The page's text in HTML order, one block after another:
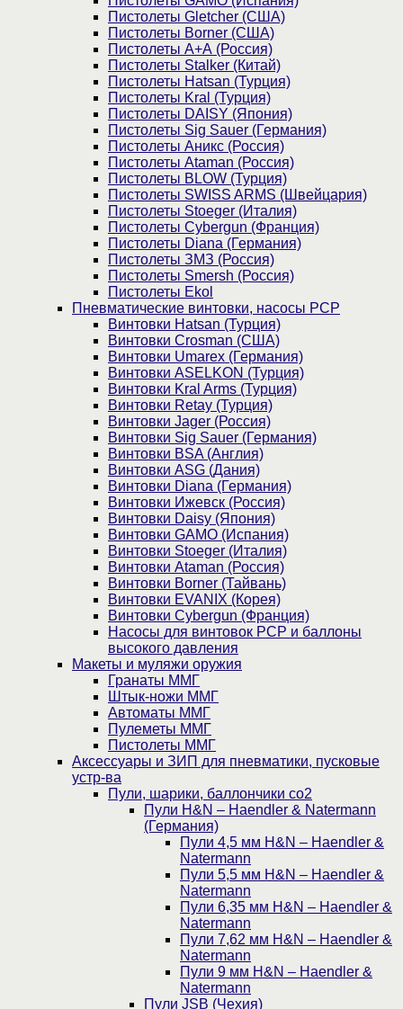
Пистолеты Gletcher (США)
Пистолеты Borner (США)
Пистолеты А+А (Россия)
Пистолеты Stalker (Китай)
Пистолеты Hatsan (Турция)
Пистолеты Kral (Турция)
Пистолеты DAISY (Япония)
Пистолеты Sig Sauer (Германия)
Пистолеты Аникс (Россия)
Пистолеты Ataman (Россия)
Пистолеты BLOW (Турция)
Пистолеты SWISS ARMS (Швейцария)
Пистолеты Stoeger (Италия)
Пистолеты Cybergun (Франция)
Пистолеты Diana (Германия)
Пистолеты ЗМЗ (Россия)
Пистолеты Smersh (Россия)
Пистолеты Ekol
Пневматические винтовки, насосы PCP
Винтовки Hatsan (Турция)
Винтовки Crosman (США)
Винтовки Umarex (Германия)
Винтовки ASELKON (Турция)
Винтовки Kral Arms (Турция)
Винтовки Retay (Турция)
Винтовки Jager (Россия)
Винтовки Sig Sauer (Германия)
Винтовки BSA (Англия)
Винтовки ASG (Дания)
Винтовки Diana (Германия)
Винтовки Ижевск (Россия)
Винтовки Daisy (Япония)
Винтовки GAMO (Испания)
Винтовки Stoeger (Италия)
Винтовки Ataman (Россия)
Винтовки Borner (Тайвань)
Винтовки EVANIX (Корея)
Винтовки Cybergun (Франция)
Насосы для винтовок PCP и баллоны
высокого давления
Макеты и муляжи оружия
Гранаты ММГ
Штык-ножи ММГ
Автоматы ММГ
Пулеметы ММГ
Пистолеты ММГ
Аксессуары и ЗИП для пневматики, пусковые
устр-ва
Пули, шарики, баллончики со2
Пули H&N – Haendler & Natermann
(Германия)
Пули 4,5 мм H&N – Haendler &
Natermann
Пули 5,5 мм H&N – Haendler &
Natermann
Пули 6,35 мм H&N – Haendler &
Natermann
Пули 7,62 мм H&N – Haendler &
Natermann
Пули 9 мм H&N – Haendler &
Natermann
Пули JSB (Чехия)